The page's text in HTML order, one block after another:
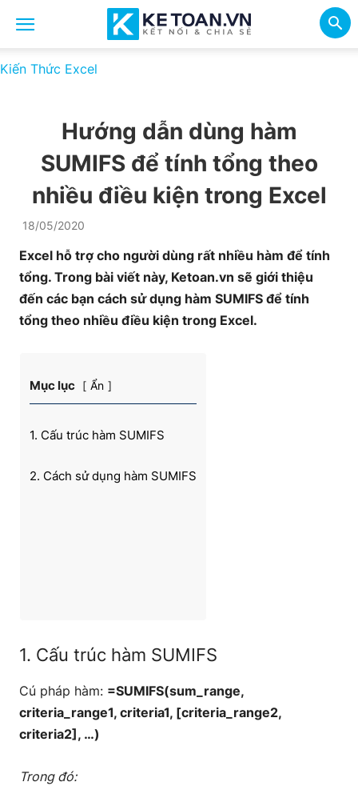
Kiến Thức Excel
Hướng dẫn dùng hàm
SUMIFS để tính tổng theo
nhiều điều kiện trong Excel
18/05/2020
Excel hỗ trợ cho người dùng rất nhiều hàm để tính
tổng. Trong bài viết này, Ketoan.vn sẽ giới thiệu
đến các bạn cách sử dụng hàm SUMIFS để tính
tổng theo nhiều điều kiện trong Excel.
Mục lục Ẩn
1. Cấu trúc hàm SUMIFS
2. Cách sử dụng hàm SUMIFS
1. Cấu trúc hàm SUMIFS
Cú pháp hàm: =SUMIFS(sum_range,
criteria_range1, criteria1, [criteria_range2,
criteria2], …)
Trong đó: